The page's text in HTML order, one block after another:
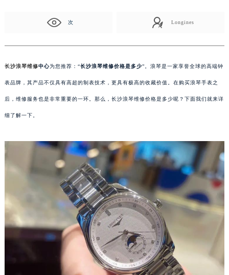
次 Longines
长沙浪琴维修中心为您推荐：“长沙浪琴维修价格是多少”。浪琴是一家享誉全球的高端钟
表品牌，其产品不仅具有高超的制表技术，更具有极高的收藏价值。在购买浪琴手表之
后，维修服务也是非常重要的一环。那么，长沙浪琴维修价格是多少呢？下面我们就来详
细了解一下。